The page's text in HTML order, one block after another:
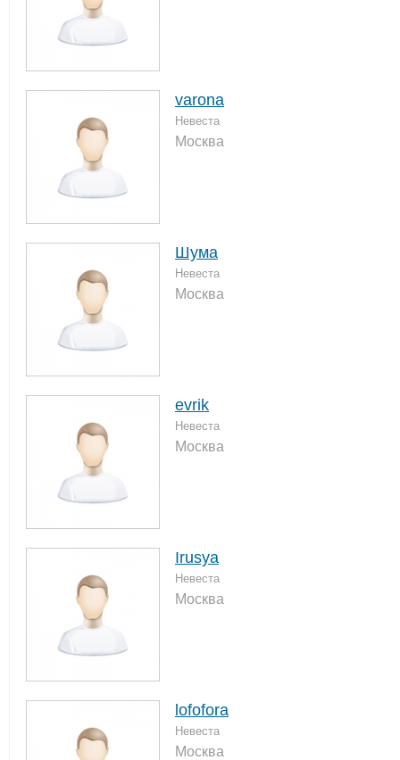
varona
Невеста
Москва
Шума
Невеста
Москва
evrik
Невеста
Москва
Irusya
Невеста
Москва
lofofora
Невеста
Москва